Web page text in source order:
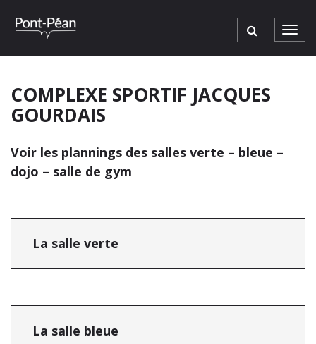
COMPLEXE SPORTIF JACQUES
GOURDAIS
Voir les plannings des salles verte – bleue –
dojo – salle de gym
La salle verte
La salle bleue